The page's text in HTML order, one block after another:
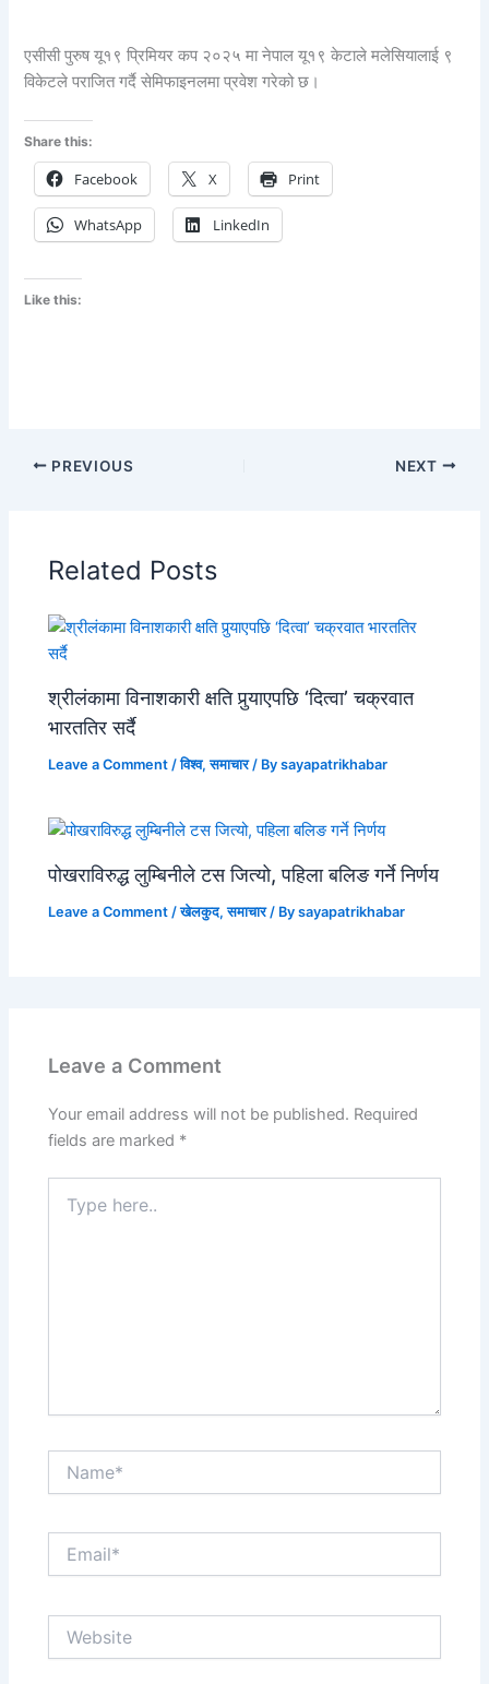
एसीसी पुरुष यू१९ प्रिमियर कप २०२५ मा नेपाल यू१९ केटाले मलेसियालाई ९
विकेटले पराजित गर्दै सेमिफाइनलमा प्रवेश गरेको छ।
Share this:
Facebook X Print
WhatsApp LinkedIn
Like this:
PREVIOUS NEXT
Related Posts
श्रीलंकामा विनाशकारी क्षति पुर्‍याएपछि ‘दित्वा’ चक्रवात
भारततिर सर्दै
Leave a Comment /विश्व,समाचार/ Bysayapatrikhabar
पोखराविरुद्ध लुम्बिनीले टस जित्यो, पहिला बलिङ गर्ने निर्णय
Leave a Comment /खेलकुद,समाचार/ Bysayapatrikhabar
Leave a Comment
Your email address will not be published. Required
fields are marked *
here..